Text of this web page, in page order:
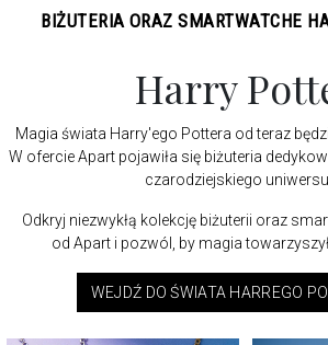
BIŻUTERIA ORAZ SMARTWATCHE
Harry
Magia świata Harry'ego Pottera od teraz
W ofercie Apart pojawiła się biżuteria
czarodziejskiego
Odkryj niezwykłą kolekcję biżuterii oraz
od Apart i pozwól, by magia
WEJDŹ DO ŚWIATA HARREGO